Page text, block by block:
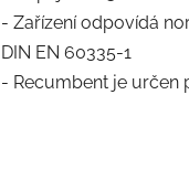
- Zařízení odpovídá
DIN EN 60335-1
- Recumbent je určen